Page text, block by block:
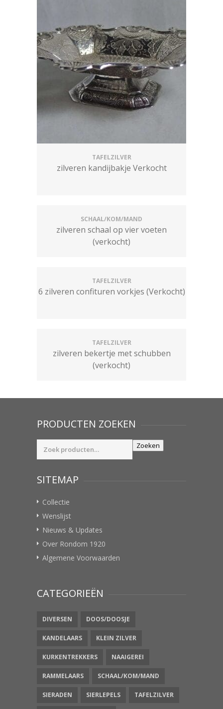
TAFELZILVER
zilveren kandijbakje Verkocht
SCHAAL/KOM/MAND
zilveren schaal op vier voeten
(verkocht)
TAFELZILVER
6 zilveren confituren vorkjes (Verkocht)
TAFELZILVER
zilveren bekertje met schubben
(verkocht)
PRODUCTEN ZOEKEN
Zoeken
Zoeken
SITEMAP
Collectie
Wenslijst
Nieuws & Updates
Over Rondom 1920
Algemene Voorwaarden
CATEGORIEËN
DIVERSEN DOOS/DOOSJE
KANDELAARS KLEIN ZILVER
KURKENTREKKERS NAAIGEREI
RAMMELAARS SCHAAL/KOM/MAND
SIERADEN SIERLEPELS TAFELZILVER